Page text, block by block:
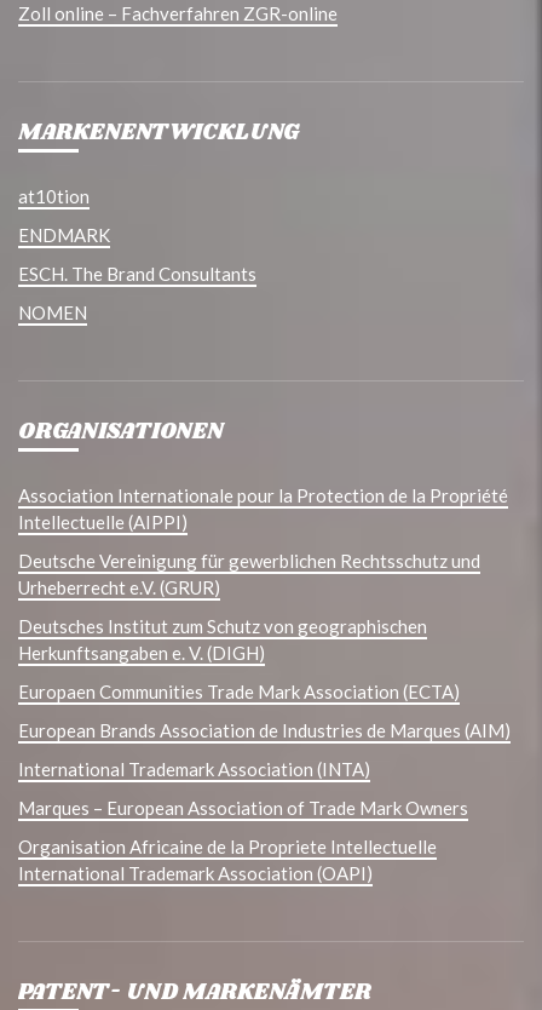
Zoll online – Fachverfahren ZGR-online
MARKENENTWICKLUNG
at10tion
ENDMARK
ESCH. The Brand Consultants
NOMEN
ORGANISATIONEN
Association Internationale pour la Protection de la Propriété
Intellectuelle (AIPPI)
Deutsche Vereinigung für gewerblichen Rechtsschutz und
Urheberrecht e.V. (GRUR)
Deutsches Institut zum Schutz von geographischen
Herkunftsangaben e. V. (DIGH)
Europaen Communities Trade Mark Association (ECTA)
European Brands Association de Industries de Marques (AIM)
International Trademark Association (INTA)
Marques – European Association of Trade Mark Owners
Organisation Africaine de la Propriete Intellectuelle
International Trademark Association (OAPI)
PATENT- UND MARKENÄMTER